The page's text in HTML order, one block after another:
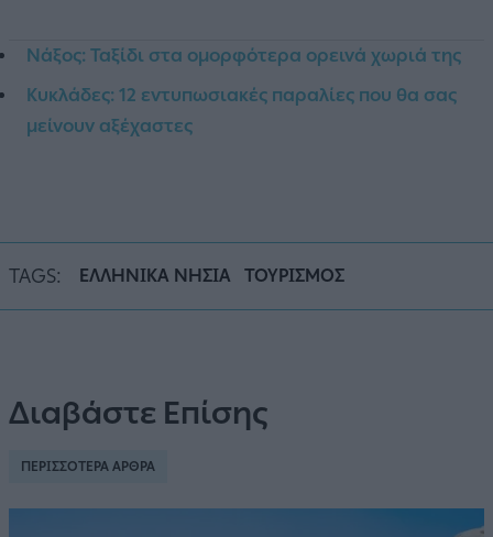
Νάξος: Ταξίδι στα ομορφότερα ορεινά χωριά της
Κυκλάδες: 12 εντυπωσιακές παραλίες που θα σας
μείνουν αξέχαστες
TAGS: ΕΛΛΗΝΙΚΑ ΝΗΣΙΑ ΤΟΥΡΙΣΜΟΣ
Διαβάστε Επίσης
ΠΕΡΙΣΣΟΤΕΡΑ ΑΡΘΡΑ